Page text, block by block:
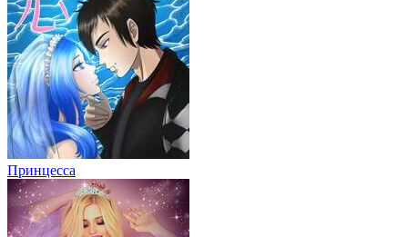
Принцесса